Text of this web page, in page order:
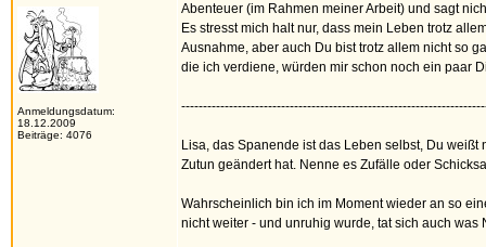
Anmeldungsdatum:
18.12.2009
Beiträge: 4076
Abenteuer (im Rahmen meiner Arbeit) und sagt
Es stresst mich halt nur, dass mein Leben trotz
Ausnahme, aber auch Du bist trotz allem nicht so
die ich verdiene, würden mir schon noch ein paar
Lisa, das Spanende ist das Leben selbst, Du
Zutun geändert hat. Nenne es Zufälle oder
Wahrscheinlich bin ich im Moment wieder an so
nicht weiter - und unruhig wurde, tat sich auch was